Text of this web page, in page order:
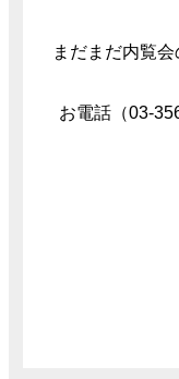
まだまだ内覧
お電話（03-